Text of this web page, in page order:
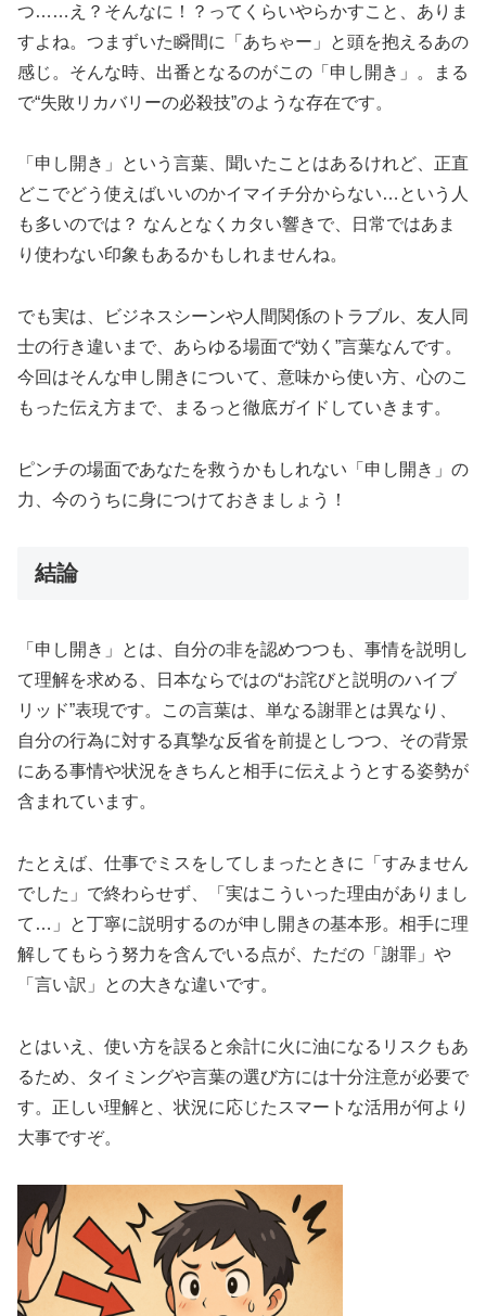
つ……え？そんなに！？ってくらいやらかすこと、ありま
すよね。つまずいた瞬間に「あちゃー」と頭を抱えるあの
感じ。そんな時、出番となるのがこの「申し開き」。まる
で“失敗リカバリーの必殺技”のような存在です。
「申し開き」という言葉、聞いたことはあるけれど、正直
どこでどう使えばいいのかイマイチ分からない…という人
も多いのでは？ なんとなくカタい響きで、日常ではあま
り使わない印象もあるかもしれませんね。
でも実は、ビジネスシーンや人間関係のトラブル、友人同
士の行き違いまで、あらゆる場面で“効く”言葉なんです。
今回はそんな申し開きについて、意味から使い方、心のこ
もった伝え方まで、まるっと徹底ガイドしていきます。
ピンチの場面であなたを救うかもしれない「申し開き」の
力、今のうちに身につけておきましょう！
結論
「申し開き」とは、自分の非を認めつつも、事情を説明し
て理解を求める、日本ならではの“お詫びと説明のハイブ
リッド”表現です。この言葉は、単なる謝罪とは異なり、
自分の行為に対する真摯な反省を前提としつつ、その背景
にある事情や状況をきちんと相手に伝えようとする姿勢が
含まれています。
たとえば、仕事でミスをしてしまったときに「すみません
でした」で終わらせず、「実はこういった理由がありまし
て…」と丁寧に説明するのが申し開きの基本形。相手に理
解してもらう努力を含んでいる点が、ただの「謝罪」や
「言い訳」との大きな違いです。
とはいえ、使い方を誤ると余計に火に油になるリスクもあ
るため、タイミングや言葉の選び方には十分注意が必要で
す。正しい理解と、状況に応じたスマートな活用が何より
大事ですぞ。